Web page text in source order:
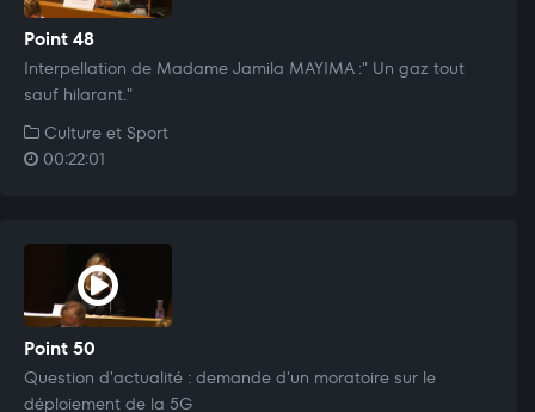
Point 48
Interpellation de Madame Jamila MAYIMA :" Un gaz tout
sauf hilarant."
Culture et Sport
00:22:01
Point 50
Question d'actualité : demande d'un moratoire sur le
déploiement de la 5G